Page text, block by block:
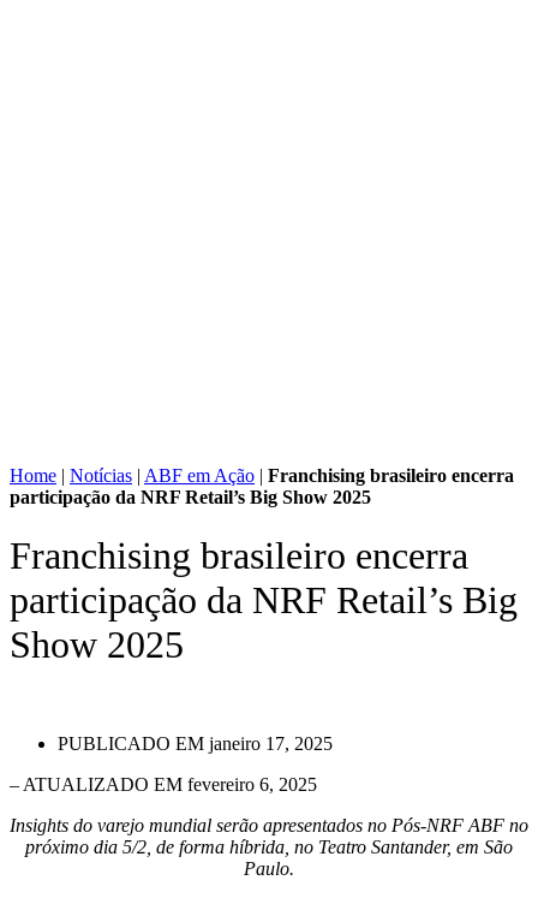
Home | Notícias | ABF em Ação | Franchising brasileiro encerra
participação da NRF Retail’s Big Show 2025
Franchising brasileiro encerra
participação da NRF Retail’s Big
Show 2025
PUBLICADO EM janeiro 17, 2025
– ATUALIZADO EM fevereiro 6, 2025
Insights do varejo mundial serão apresentados no Pós-NRF ABF no
próximo dia 5/2, de forma híbrida, no Teatro Santander, em São
Paulo.